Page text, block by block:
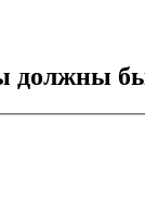
должны